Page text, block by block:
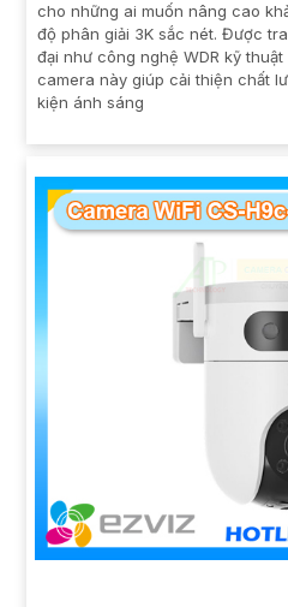
cho những ai muốn nâng cao
độ phân giải 3K sắc nét. Được
đại như công nghệ WDR kỹ
camera này giúp cải thiện chất
kiện ánh sáng